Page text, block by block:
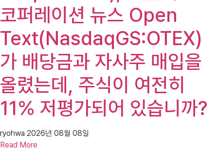
코퍼레이션 뉴스 Open
Text(NasdaqGS:OTEX)
가 배당금과 자사주 매입을
올렸는데, 주식이 여전히
11% 저평가되어 있습니까?
ryohwa 2026년 08월 08일
Read More